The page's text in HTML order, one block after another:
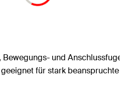
und
für stark